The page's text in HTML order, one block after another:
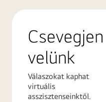
Csevegjen
velünk
Válaszokat kaphat
virtuális
asszisztenseinktől.